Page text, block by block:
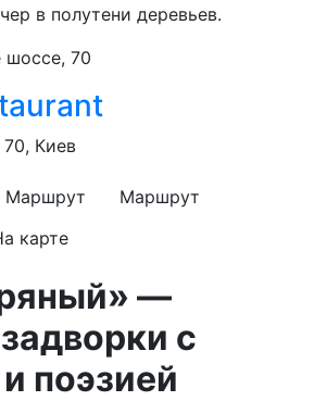
в полутени деревьев.
шоссе, 70
Киев
Маршрут
Маршрут
карте
—
с
поэзией